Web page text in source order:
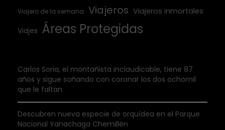
Viajero de la semana Viajeros Viajeros inmortales
Viajes Áreas Protegidas
Carlos Soria, el montañista inclaudicable, tiene 87
años y sigue soñando con coronar los dos ochomil
que le faltan
Descubren nueva especie de orquídea en el Parque
Nacional Yanachaga Chemillén